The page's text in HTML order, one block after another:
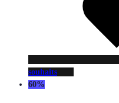
souhaits
60%